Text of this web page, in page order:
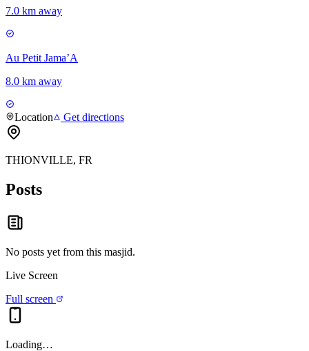
7.0 km away
Au Petit Jama’A
8.0 km away
Location Get directions
THIONVILLE, FR
Posts
No posts yet from this masjid.
Live Screen
Full screen
Loading…